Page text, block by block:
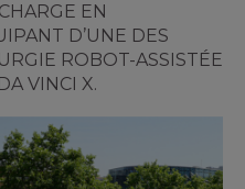
EN
D’UNE DES
ROBOT-ASSISTÉE
VINCI X.